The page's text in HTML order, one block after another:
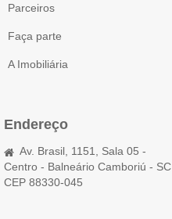
Parceiros
Faça parte
A Imobiliária
Endereço
Av. Brasil, 1151, Sala 05 -
Centro - Balneário Camboriú - SC
CEP 88330-045